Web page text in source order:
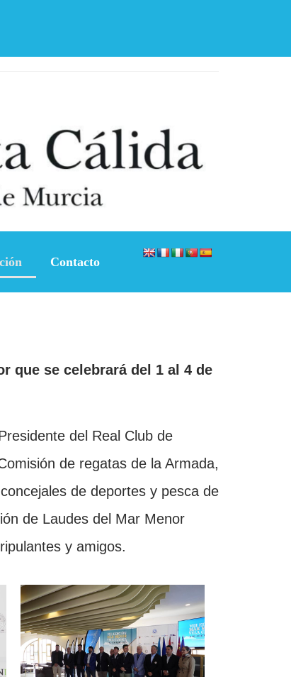
Contacto
que se celebrará del 1 al 4 de
del Real Club de
de regatas de la Armada,
de deportes y pesca de
de Laudes del Mar Menor
y amigos.